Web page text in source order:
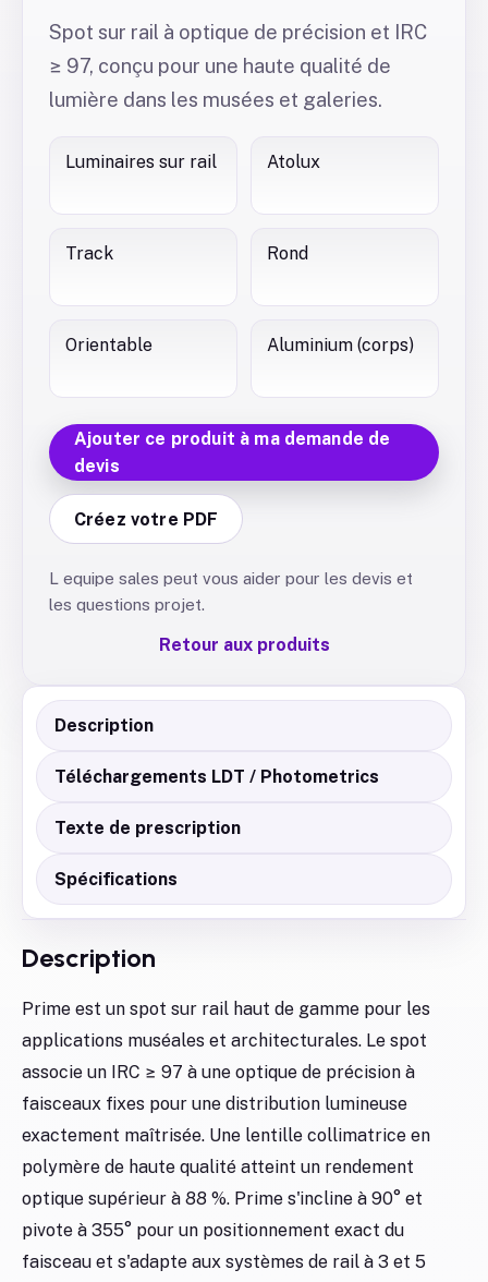
Spot sur rail à optique de précision et IRC
≥ 97, conçu pour une haute qualité de
lumière dans les musées et galeries.
Luminaires sur rail Atolux
Track Rond
Orientable Aluminium (corps)
Ajouter ce produit à ma demande de
devis
Créez votre PDF
L equipe sales peut vous aider pour les devis et
les questions projet.
Retour aux produits
Description
Téléchargements LDT / Photometrics
Texte de prescription
Spécifications
Description
Prime est un spot sur rail haut de gamme pour les
applications muséales et architecturales. Le spot
associe un IRC ≥ 97 à une optique de précision à
faisceaux fixes pour une distribution lumineuse
exactement maîtrisée. Une lentille collimatrice en
polymère de haute qualité atteint un rendement
optique supérieur à 88 %. Prime s'incline à 90° et
pivote à 355° pour un positionnement exact du
faisceau et s'adapte aux systèmes de rail à 3 et 5